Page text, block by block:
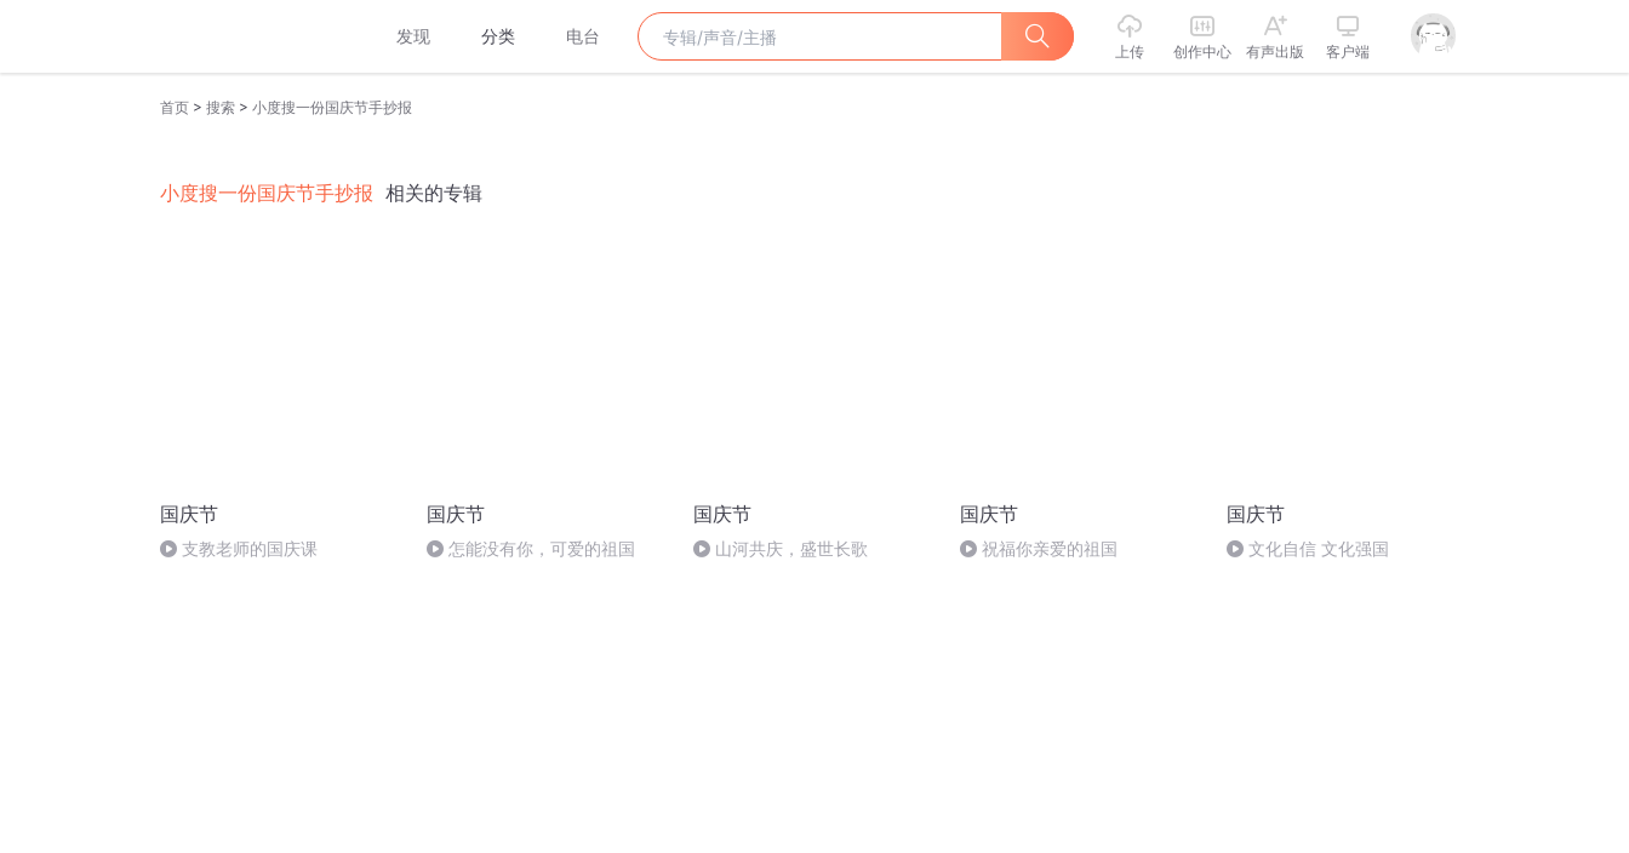
发现 分类 电台
上传 创作中心 有声出版 客户端
首页 > 搜索 > 小度搜一份国庆节手抄报
小度搜一份国庆节手抄报 相关的专辑
国庆节
支教老师的国庆课
国庆节
怎能没有你，可爱的祖国
国庆节
山河共庆，盛世长歌
国庆节
祝福你亲爱的祖国
国庆节
文化自信 文化强国